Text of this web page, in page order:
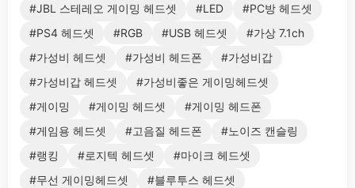
#JBL 스테레오 게이밍 헤드셋
#LED
#PC방 헤드셋
#PS4 헤드셋
#RGB #USB 헤드셋
#가상 7.1ch
#가성비 헤드셋
#가성비 헤드폰
#가성비갑
#가성비갑 헤드셋
#가성비좋은 게이밍헤드셋
#게이밍
#게이밍 헤드셋
#게이밍 헤드폰
#게임용 헤드셋
#고음질 헤드폰
#노이즈 캔슬링
#랭킹
#로지텍 헤드셋
#마이크 헤드셋
#무선 게이밍헤드셋
#블루투스 헤드셋